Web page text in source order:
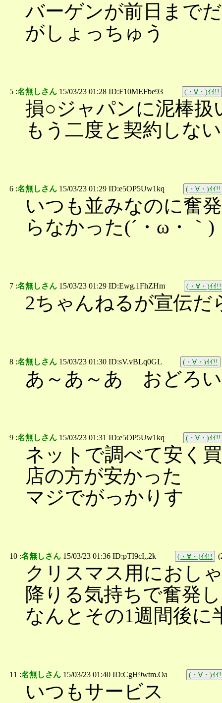
バーゲンが前日まで
がしょっちゅう
5 :名無しさん 15/03/23 01:28 ID:F10MEFbe93 (・∀・)ｲｲ!!
損○ジャパンに泥棒扱
もう二度と契約しない
6 :名無しさん 15/03/23 01:29 ID:e5OP5Uw1kq (・∀・)ｲｲ!!
いつも並みなのに奮
らなかった(´・ω・｀)
7 :名無しさん 15/03/23 01:29 ID:Ewg.1FhZHm (・∀・)ｲｲ!!
2ちゃんねるが宣伝だ
8 :名無しさん 15/03/23 01:30 ID:sV.vBLq0GL (・∀・)ｲｲ!!
あ～あ～あ おどろ
9 :名無しさん 15/03/23 01:31 ID:e5OP5Uw1kq (・∀・)ｲｲ!!
ネットで調べて安く
店の方が安かった
マジでがっかりす
10 :名無しさん 15/03/23 01:36 ID:pTI9cI,,2k (・∀・)ｲｲ!! (
クリスマス用におし
降りる気持ちで奮発
なんとその1週間後に
11 :名無しさん 15/03/23 01:40 ID:CgH9wtm.Oa (・∀・)ｲｲ
いつもサービス